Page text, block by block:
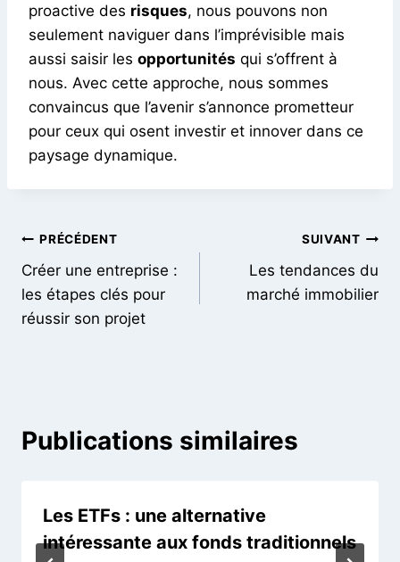
proactive des risques, nous pouvons non
seulement naviguer dans l’imprévisible mais
aussi saisir les opportunités qui s’offrent à
nous. Avec cette approche, nous sommes
convaincus que l’avenir s’annonce prometteur
pour ceux qui osent investir et innover dans ce
paysage dynamique.
PRÉCÉDENT
Créer une entreprise :
les étapes clés pour
réussir son projet
SUIVANT
Les tendances du
marché immobilier
Publications similaires
Les ETFs : une alternative
intéressante aux fonds traditionnels